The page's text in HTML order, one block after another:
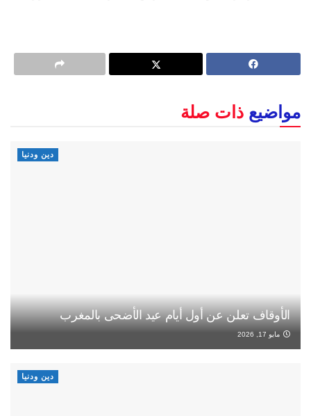
مواضيع ذات صلة
دين ودنيا
الأوقاف تعلن عن أول أيام عيد الأضحى بالمغرب
مايو 17, 2026
دين ودنيا